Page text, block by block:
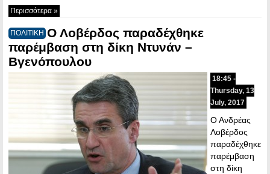
Περισσότερα »
ΠΟΛΙΤΙΚΗ Ο Λοβέρδος παραδέχθηκε
παρέμβαση στη δίκη Ντυνάν –
Βγενόπουλου
18:45 -
Thursday, 13
July, 2017
Ο Ανδρέας
Λοβέρδος
παραδέχθηκε
παρέμβαση
στη δίκη